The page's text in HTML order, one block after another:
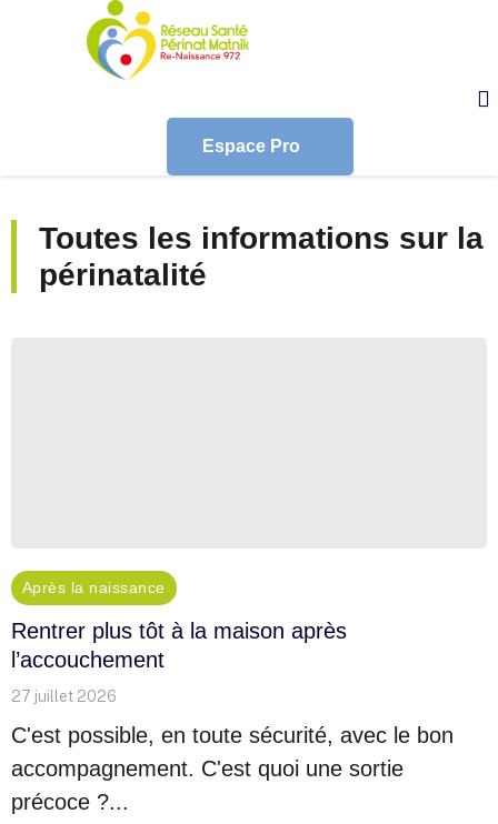
Espace Pro
Toutes les informations sur la
périnatalité
Après la naissance
Rentrer plus tôt à la maison après
l’accouchement
27 juillet 2026
C'est possible, en toute sécurité, avec le bon
accompagnement. C'est quoi une sortie
précoce ?...